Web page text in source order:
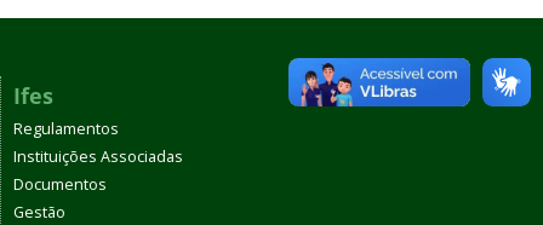
Ifes
Regulamentos
Instituições Associadas
Documentos
Gestão